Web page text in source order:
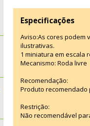
Especificações
Aviso:As cores podem
ilustrativas.
1 miniatura em escala
Mecanismo: Roda livre
Recomendação:
Produto recomendado
Restrição:
Não recomendável